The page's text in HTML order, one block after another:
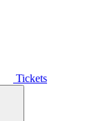
Tickets